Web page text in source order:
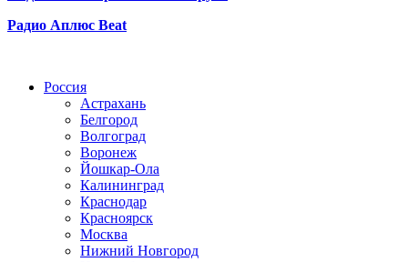
Радио Аплюс Beat
Россия
Астрахань
Белгород
Волгоград
Воронеж
Йошкар-Ола
Калининград
Краснодар
Красноярск
Москва
Нижний Новгород